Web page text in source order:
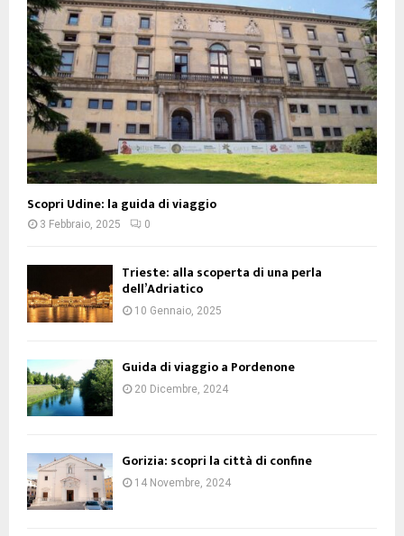
Scopri Udine: la guida di viaggio
3 Febbraio, 2025 0
Trieste: alla scoperta di una perla
dell’Adriatico
10 Gennaio, 2025
Guida di viaggio a Pordenone
20 Dicembre, 2024
Gorizia: scopri la città di confine
14 Novembre, 2024